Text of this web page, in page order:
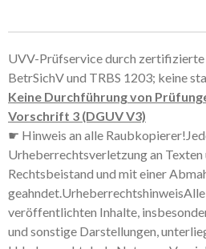
UVV-Prüfservice durch
BetrSichV und TRBS 1203; keine
Keine Durchführung von
Vorschrift 3 (DGUV V3)
☛ Hinweis an alle
Urheberrechtsverletzung an
Rechtsbeistand und mit einer
veröffentlichten Inhalte,
und sonstige Darstellungen,